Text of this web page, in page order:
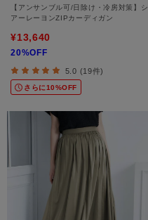
【アンサンブル可/日除け・冷房対策】シ
アーレーヨンZIPカーディガン
¥13,640
20%OFF
5.0 (19件)
さらに10%OFF